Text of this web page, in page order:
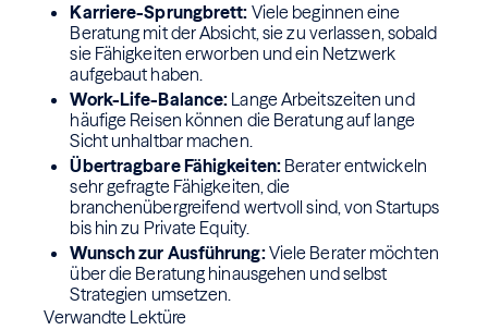
Karriere-Sprungbrett: Viele beginnen eine
Beratung mit der Absicht, sie zu verlassen, sobald
sie Fähigkeiten erworben und ein Netzwerk
aufgebaut haben.
Work-Life-Balance: Lange Arbeitszeiten und
häufige Reisen können die Beratung auf lange
Sicht unhaltbar machen.
Übertragbare Fähigkeiten:Berater entwickeln
sehr gefragte Fähigkeiten, die
branchenübergreifend wertvoll sind, von Startups
bis hin zu Private Equity.
Wunsch zur Ausführung:Viele Berater möchten
über die Beratung hinausgehen und selbst
Strategien umsetzen.
Verwandte Lektüre